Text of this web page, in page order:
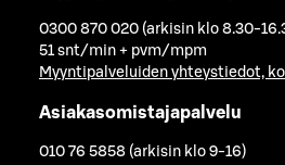
0300 870 020 (arkisin klo 8.30-
51 snt/min + pvm/mpm
Myyntipalveluiden yhteystiedot,
Asiakasomistajapalvelu
010 76 5858 (arkisin klo 9-16)